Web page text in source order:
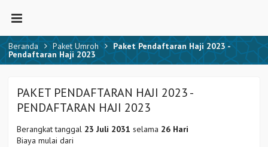
Beranda Paket Umroh Paket Pendaftaran Haji 2023 -
Pendaftaran Haji 2023
PAKET PENDAFTARAN HAJI 2023 -
PENDAFTARAN HAJI 2023
Berangkat tanggal 23 Juli 2031 selama 26 Hari
Biaya mulai dari